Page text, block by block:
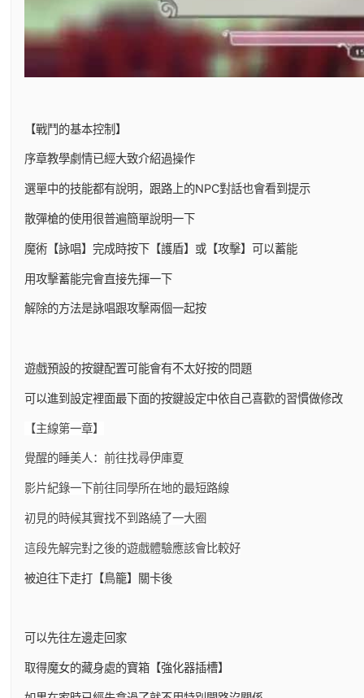
【戰鬥的基本控制】
序章教學劇情已經大致介紹過操作
選單中的技能都有說明，跟路上的NPC對話也會看到提示
散彈槍的使用很普遍簡單說明一下
魔術【詠唱】完成時按下【護盾】或【攻擊】可以蓄能
用攻擊蓄能完會直接先揮一下
解除的方法是詠唱跟攻擊兩個一起按
遊戲預設的按鍵配置可能會有不太好按的問題
可以進到設定裡面最下面的按鍵設定中依自己喜歡的習慣做修改
【主線第一章】
覺醒的睡美人：前往找尋伊庫夏
影片紀錄一下前往同學所在地的最短路線
初見的時候其實找不到路繞了一大圈
這段先解完對之後的遊戲體驗應該會比較好
被迫往下走打【鳥籠】關卡後
可以先往左邊走回家
取得魔女的藏身處的寶箱【強化器插槽】